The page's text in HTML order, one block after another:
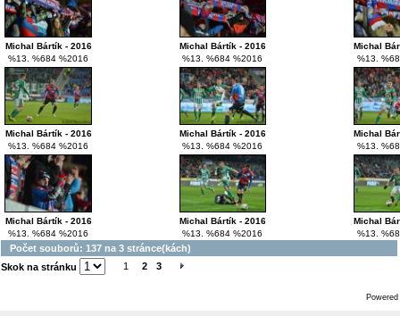
Michal Bártík - 2016
%13. %684 %2016
Michal Bártík - 2016
%13. %684 %2016
Michal
%13.
Michal Bártík - 2016
%13. %684 %2016
Michal Bártík - 2016
%13. %684 %2016
Michal
%13.
Michal Bártík - 2016
%13. %684 %2016
Michal Bártík - 2016
%13. %684 %2016
Michal
%13.
Počet souborů: 137 na 3 stránce(kách)
Skok na stránku
1 2 3